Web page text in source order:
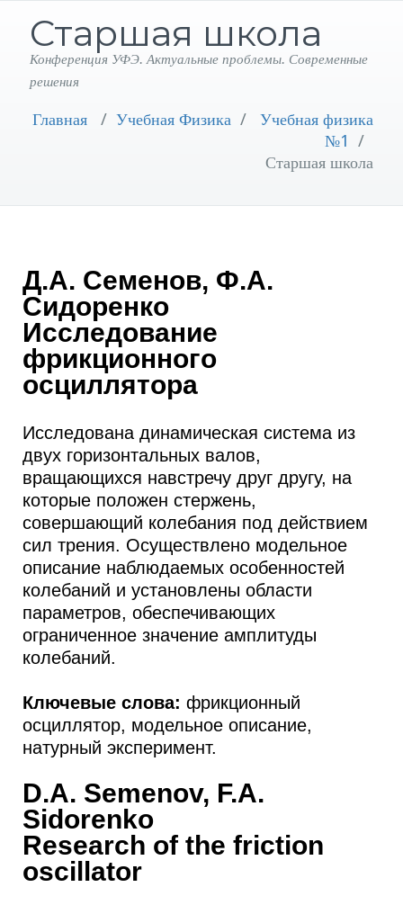
Старшая школа
Конференция УФЭ. Актуальные проблемы. Современные
решения
Главная / Учебная Физика / Учебная физика
№1
/
Старшая школа
Д.А. Семенов, Ф.А.
Сидоренко
Исследование
фрикционного
осциллятора
Исследована динамическая система из
двух горизонтальных валов,
вращающихся навстречу друг другу, на
которые положен стержень,
совершающий колебания под действием
сил трения. Осуществлено модельное
описание наблюдаемых особенностей
колебаний и установлены области
параметров, обеспечивающих
ограниченное значение амплитуды
колебаний.
Ключевые слова: фрикционный
осциллятор, модельное описание,
натурный эксперимент.
D.A. Semenov, F.A.
Sidorenko
Research of the friction
oscillator